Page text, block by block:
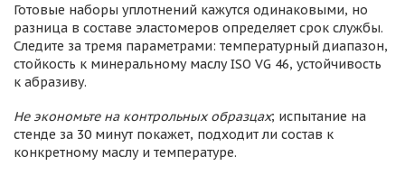
Готовые наборы уплотнений кажутся одинаковыми, но
разница в составе эластомеров определяет срок службы.
Следите за тремя параметрами: температурный диапазон,
стойкость к минеральному маслу ISO VG 46, устойчивость
к абразиву.
Не экономьте на контрольных образцах; испытание на
стенде за 30 минут покажет, подходит ли состав к
конкретному маслу и температуре.